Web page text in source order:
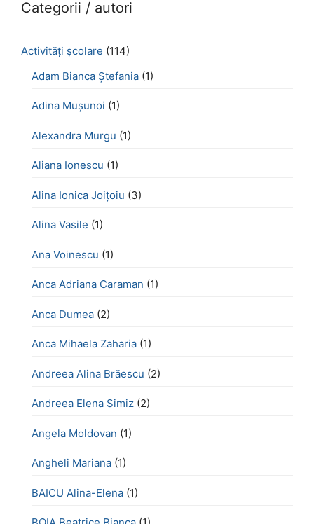
Categorii / autori
Activităţi şcolare (114)
Adam Bianca Ștefania (1)
Adina Mușunoi (1)
Alexandra Murgu (1)
Aliana Ionescu (1)
Alina Ionica Joițoiu (3)
Alina Vasile (1)
Ana Voinescu (1)
Anca Adriana Caraman (1)
Anca Dumea (2)
Anca Mihaela Zaharia (1)
Andreea Alina Brăescu (2)
Andreea Elena Simiz (2)
Angela Moldovan (1)
Angheli Mariana (1)
BAICU Alina-Elena (1)